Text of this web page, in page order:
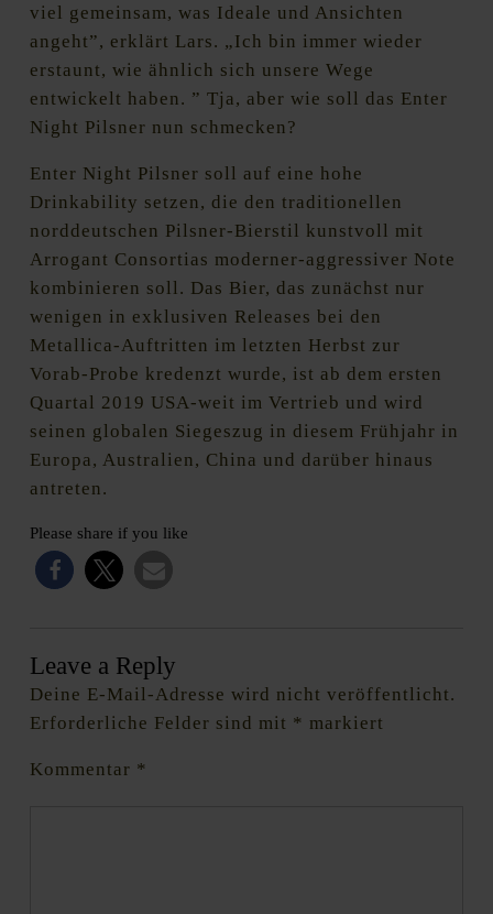
viel gemeinsam, was Ideale und Ansichten
angeht”, erklärt Lars. „Ich bin immer wieder
erstaunt, wie ähnlich sich unsere Wege
entwickelt haben. ” Tja, aber wie soll das Enter
Night Pilsner nun schmecken?
Enter Night Pilsner soll auf eine hohe
Drinkability setzen, die den traditionellen
norddeutschen Pilsner-Bierstil kunstvoll mit
Arrogant Consortias moderner-aggressiver Note
kombinieren soll. Das Bier, das zunächst nur
wenigen in exklusiven Releases bei den
Metallica-Auftritten im letzten Herbst zur
Vorab-Probe kredenzt wurde, ist ab dem ersten
Quartal 2019 USA-weit im Vertrieb und wird
seinen globalen Siegeszug in diesem Frühjahr in
Europa, Australien, China und darüber hinaus
antreten.
Please share if you like
Leave a Reply
Deine E-Mail-Adresse wird nicht veröffentlicht.
Erforderliche Felder sind mit * markiert
Kommentar *